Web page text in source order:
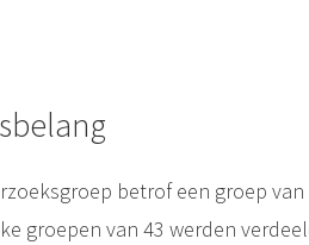
betrof een groep
groepen van 43 werden